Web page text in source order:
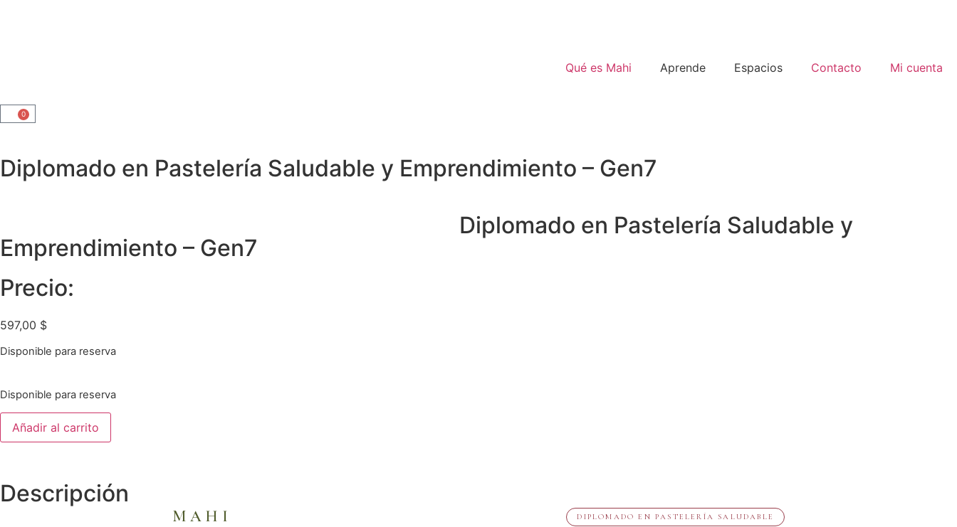
Qué es Mahi Aprende Espacios Contacto Mi cuenta
0
Diplomado en Pastelería Saludable y Emprendimiento – Gen7
Diplomado en Pastelería Saludable y
Emprendimiento – Gen7
Precio:
597,00 $
Disponible para reserva
Disponible para reserva
Añadir al carrito
Descripción
MAHI DIPLOMADO EN PASTELERÍA SALUDABLE